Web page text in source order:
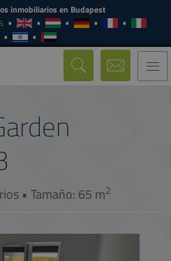
inmobiliarios en Budapest
• Tamaño: 65 m2